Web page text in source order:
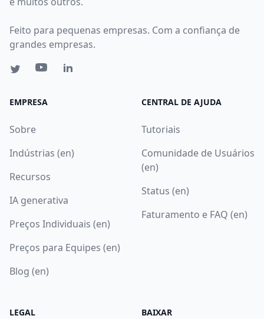
Feito para pequenas empresas. Com a confiança de
grandes empresas.
EMPRESA
Sobre
Indústrias (en)
Recursos
IA generativa
Preços Individuais (en)
Preços para Equipes (en)
Blog (en)
CENTRAL DE AJUDA
Tutoriais
Comunidade de Usuários
(en)
Status (en)
Faturamento e FAQ (en)
LEGAL BAIXAR